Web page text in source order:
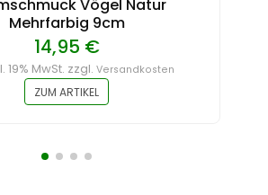
Vögel Natur
Mehrfarbig 9cm
14,95 €
19% MwSt. zzgl. Versandkosten
ZUM ARTIKEL